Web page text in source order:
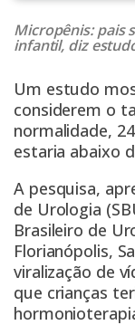
Micropênis: pais
infantil, diz
Um estudo
considerem o
normalidade,
estaria abaixo
A pesquisa,
de Urologia
Brasileiro de
Florianópolis,
viralização de
que crianças